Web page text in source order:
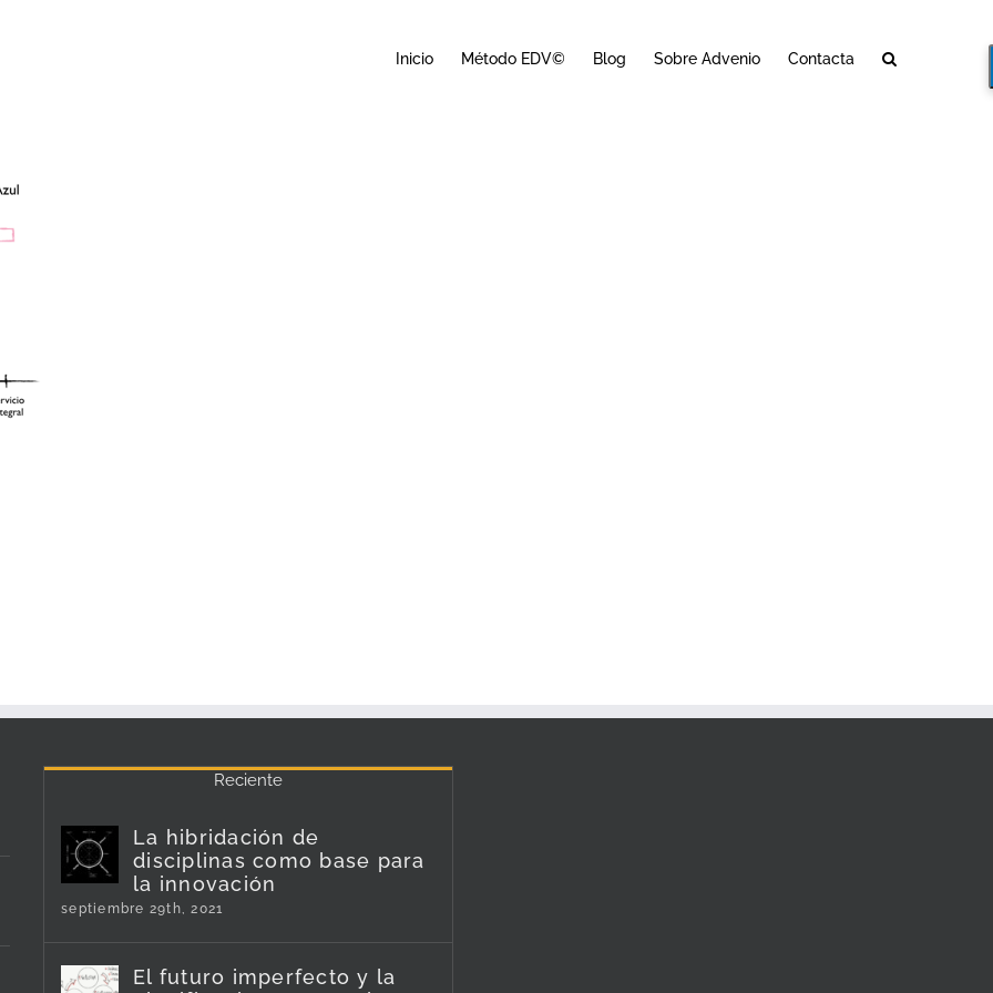
Inicio Método EDV© Blog Sobre Advenio Contacta
Reciente
La hibridación de
disciplinas como base para
la innovación
septiembre 29th, 2021
El futuro imperfecto y la